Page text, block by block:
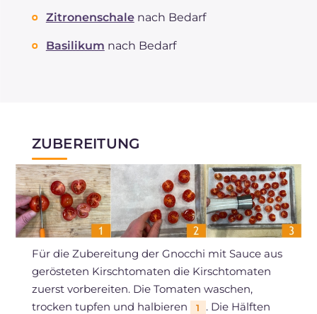
Zitronenschale nach Bedarf
Basilikum nach Bedarf
ZUBEREITUNG
Für die Zubereitung der Gnocchi mit Sauce aus
gerösteten Kirschtomaten die Kirschtomaten
zuerst vorbereiten. Die Tomaten waschen,
trocken tupfen und halbieren
1
. Die Hälften